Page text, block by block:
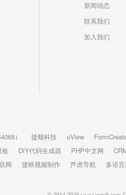
新闻动态
联系我们
加入我们
） 捷顺科技 uView
DIY代码生成器 PHP中文网
网 捷映视频制作 芦虎导航 多语